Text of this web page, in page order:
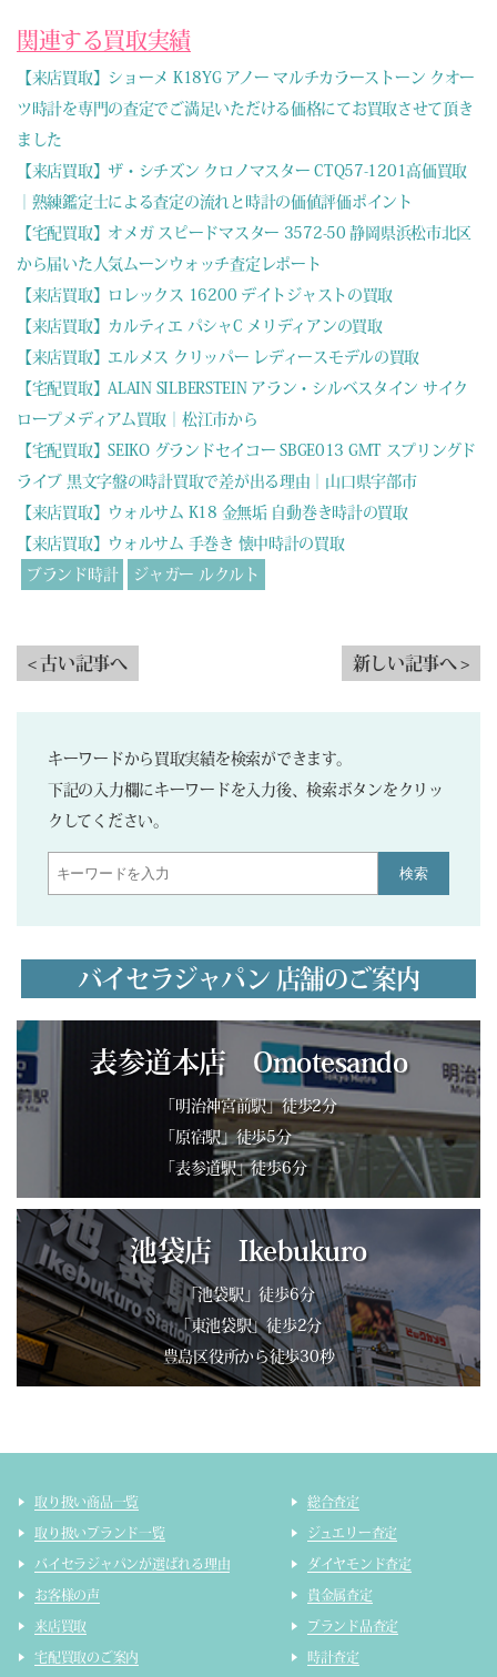
関連する買取実績
【来店買取】ショーメ K18YG アノー マルチカラーストーン クオー
ツ時計を専門の査定でご満足いただける価格にてお買取させて頂き
ました
【来店買取】ザ・シチズン クロノマスター CTQ57-1201高価買取
｜熟練鑑定士による査定の流れと時計の価値評価ポイント
【宅配買取】オメガ スピードマスター 3572-50 静岡県浜松市北区
から届いた人気ムーンウォッチ査定レポート
【来店買取】ロレックス 16200 デイトジャストの買取
【来店買取】カルティエ パシャC メリディアンの買取
【来店買取】エルメス クリッパー レディースモデルの買取
【宅配買取】ALAIN SILBERSTEIN アラン・シルベスタイン サイク
ロープメディアム買取｜松江市から
【宅配買取】SEIKO グランドセイコー SBGE013 GMT スプリングド
ライブ 黒文字盤の時計買取で差が出る理由｜山口県宇部市
【来店買取】ウォルサム K18 金無垢 自動巻き時計の買取
【来店買取】ウォルサム 手巻き 懐中時計の買取
ブランド時計
ジャガー ルクルト
< 古い記事へ 新しい記事へ >
キーワードから買取実績を検索ができます。
下記の入力欄にキーワードを入力後、検索ボタンをクリッ
クしてください。
検索
バイセラジャパン 店舗のご案内
表参道本店 Omotesando
「明治神宮前駅」徒歩2分
「原宿駅」徒歩5分
「表参道駅」徒歩6分
池袋店 Ikebukuro
「池袋駅」徒歩6分
「東池袋駅」徒歩2分
豊島区役所から徒歩30秒
取り扱い商品一覧
取り扱いブランド一覧
バイセラジャパンが選ばれる理由
お客様の声
来店買取
宅配買取のご案内
総合査定
ジュエリー査定
ダイヤモンド査定
貴金属査定
ブランド品査定
時計査定